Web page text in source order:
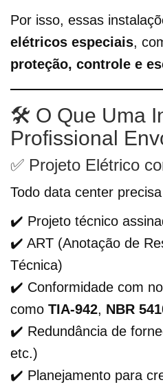
Por isso, essas
elétricos especiais,
proteção, controle e
🛠️ O Que Uma
Profissional
✅ Projeto Elétrico
Todo data center
✔️ Projeto técnico
✔️ ART (Anotação de
Técnica)
✔️ Conformidade com
como TIA-942, NBR
✔️ Redundância de
etc.)
✔️ Planejamento para